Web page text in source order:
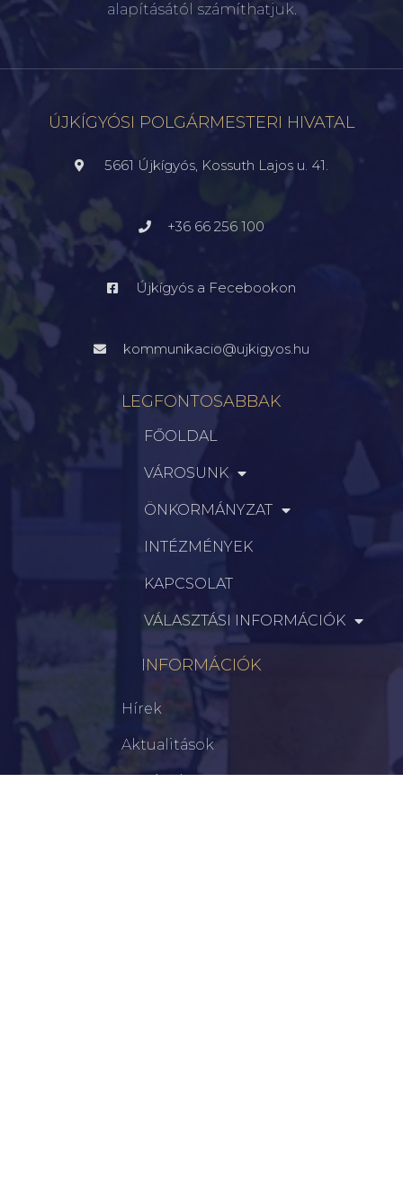
alapításától számíthatjuk.
ÚJKÍGYÓSI POLGÁRMESTERI HIVATAL
5661 Újkígyós, Kossuth Lajos u. 41.
+36 66 256 100
Újkígyós a Fecebookon
kommunikacio@ujkigyos.hu
LEGFONTOSABBAK
FŐOLDAL
VÁROSUNK
ÖNKORMÁNYZAT
INTÉZMÉNYEK
KAPCSOLAT
VÁLASZTÁSI INFORMÁCIÓK
INFORMÁCIÓK
Hírek
Aktualitások